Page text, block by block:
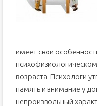
имеет свои
возраста. Психологи
память и внимание у
непроизвольный